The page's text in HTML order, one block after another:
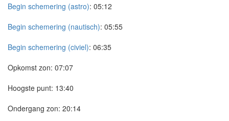
Begin schemering (astro): 05:12
Begin schemering (nautisch): 05:55
Begin schemering (civiel): 06:35
Opkomst zon: 07:07
Hoogste punt: 13:40
Ondergang zon: 20:14